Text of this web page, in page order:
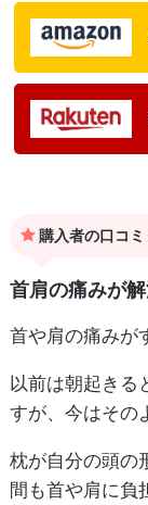
購入者の口コミ
首肩の痛みが解
首や肩の痛みが
以前は朝起きる
すが、今はその
枕が自分の頭の
間も首や肩に負